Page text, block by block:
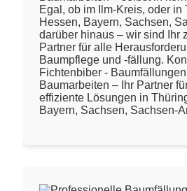
Egal, ob im Ilm-Kreis, oder in
Hessen, Bayern, Sachsen,
darüber hinaus – wir sind Ihr
Partner für alle
Baumpflege und -fällung.
Fichtenbiber -
Baumarbeiten – Ihr Partner
effiziente Lösungen in
Bayern, Sachsen, Sachsen-